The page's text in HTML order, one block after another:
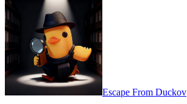
Escape From Duckov